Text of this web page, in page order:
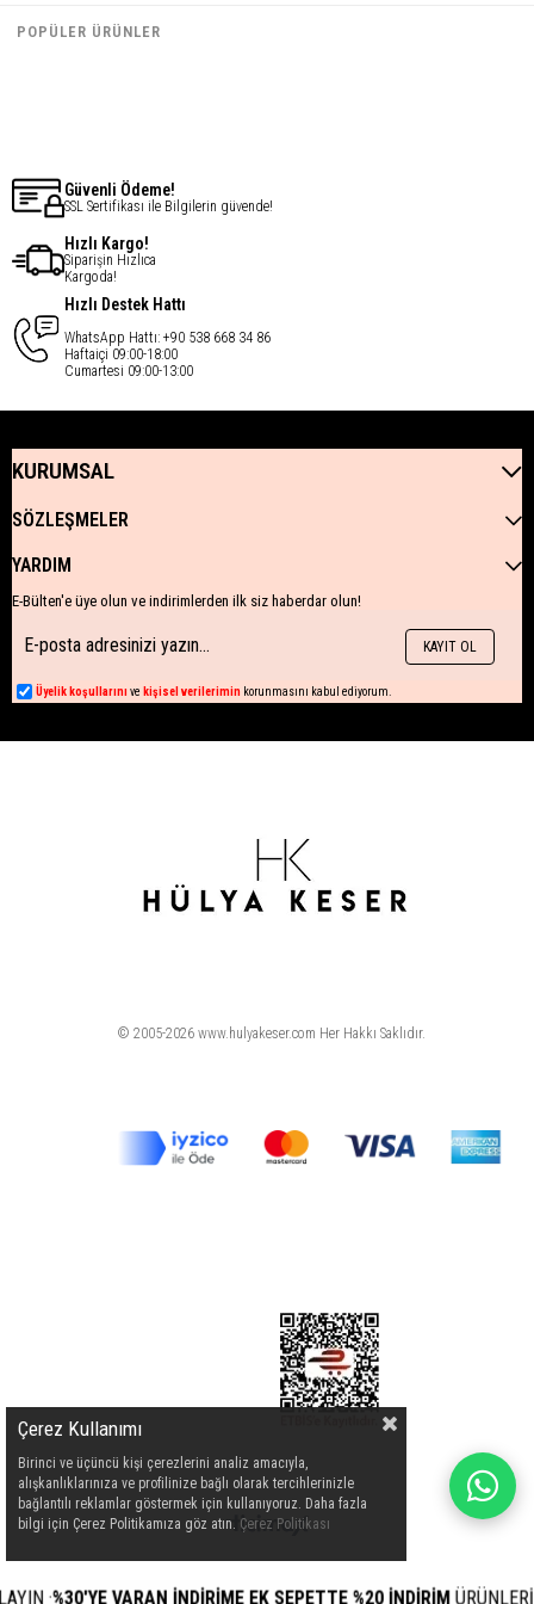
·%30'YE VARAN İNDİRİME EK SEPETTE %20 İNDİRİM ÜRÜNLERİ
Güvenli Ödeme!
SSL Sertifikası ile Bilgilerin güvende!
Hızlı Kargo!
Siparişin Hızlıca
Kargoda!
Hızlı Destek Hattı
WhatsApp Hattı: +90 538 668 34 86
Haftaiçi 09:00-18:00
Cumartesi 09:00-13:00
KURUMSAL
SÖZLEŞMELER
YARDIM
E-Bülten'e üye olun ve indirimlerden ilk siz haberdar olun!
KAYIT OL
Üyelik koşullarını ve kişisel verilerimin korunmasını kabul ediyorum.
© 2005-2026 www.hulyakeser.com Her Hakkı Saklıdır.
Çerez Kullanımı
Birinci ve üçüncü kişi çerezlerini analiz amacıyla,
alışkanlıklarınıza ve profilinize bağlı olarak tercihlerinizle
bağlantılı reklamlar göstermek için kullanıyoruz. Daha fazla
bilgi için Çerez Politikamıza göz atın. Çerez Politikası
POPÜLER ÜRÜNLER